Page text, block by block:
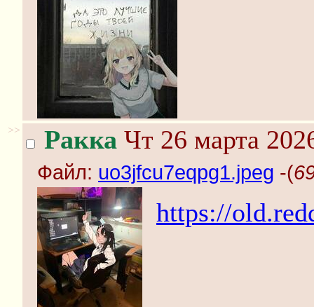
>> Ракка Чт 26 марта
Файл: uo3jfcu7eqpg1.jpeg -(
https://